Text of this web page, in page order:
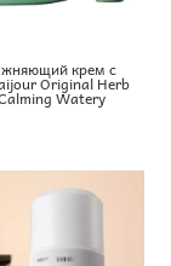
крем с
Original Herb
Watery